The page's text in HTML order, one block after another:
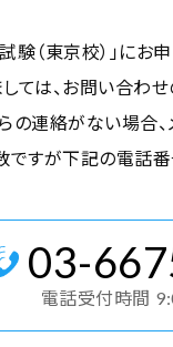
（東京校）」にお
ては、お問い合わ
の連絡がない場合
ですが下記の電話
03-
電話受付時間